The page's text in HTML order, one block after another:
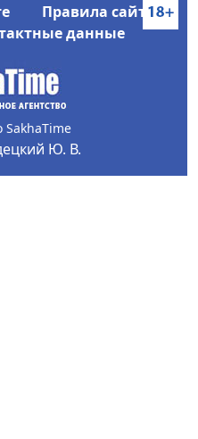
Правила сайта
данные
SakhaTime
Ю. В.